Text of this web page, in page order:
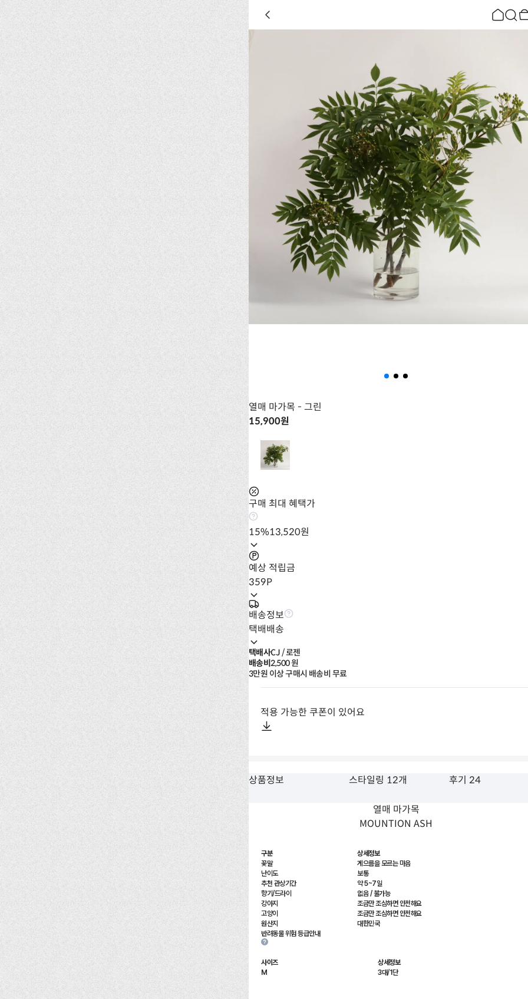
열매 마가목 - 그린
15,900원
구매 최대 혜택가
15%13,520원
예상 적립금
359P
배송정보
택배배송
택배사CJ / 로젠
배송비2,500 원
3만원 이상 구매시 배송비 무료
적용 가능한 쿠폰이 있어요
상품정보 스타일링 12개 후기 24
열매 마가목
MOUNTION ASH
구분
상세정보
꽃말
게으름을 모르는 마음
난이도
보통
추천 관상기간
약 5~7일
향기/드라이
없음 / 불가능
강아지
조금만 조심하면 안전해요
고양이
조금만 조심하면 안전해요
원산지
대한민국
반려동물 위험 등급안내
사이즈
상세정보
M
3대/1단